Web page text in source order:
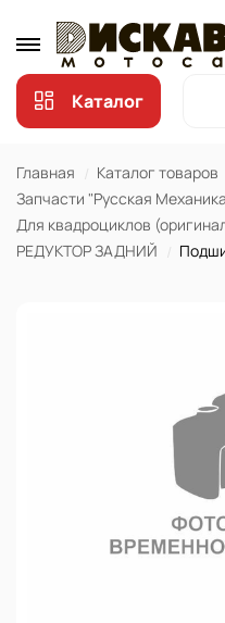
Каталог
Главная
Каталог товаров
Запчасти "Русская
Для квадроциклов
РЕДУКТОР ЗАДНИЙ